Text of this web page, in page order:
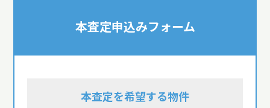
本査定申込みフォーム
本査定を希望する物件